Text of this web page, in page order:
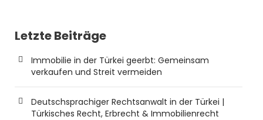
Letzte Beiträge
Immobilie in der Türkei geerbt: Gemeinsam
verkaufen und Streit vermeiden
Deutschsprachiger Rechtsanwalt in der Türkei |
Türkisches Recht, Erbrecht & Immobilienrecht